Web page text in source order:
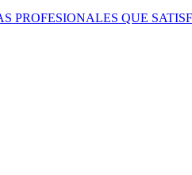
PROFESIONALES QUE